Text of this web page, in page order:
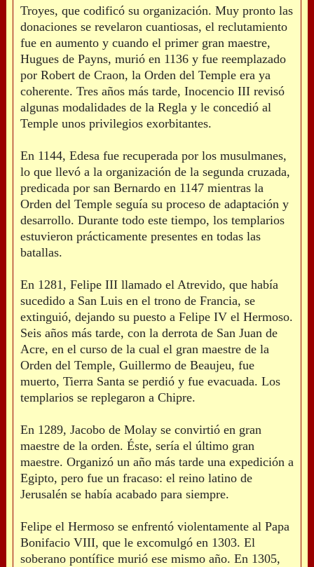
Troyes, que codificó su organización. Muy pronto las
donaciones se revelaron cuantiosas, el reclutamiento
fue en aumento y cuando el primer gran maestre,
Hugues de Payns, murió en 1136 y fue reemplazado
por Robert de Craon, la Orden del Temple era ya
coherente. Tres años más tarde, Inocencio III revisó
algunas modalidades de la Regla y le concedió al
Temple unos privilegios exorbitantes.
En 1144, Edesa fue recuperada por los musulmanes,
lo que llevó a la organización de la segunda cruzada,
predicada por san Bernardo en 1147 mientras la
Orden del Temple seguía su proceso de adaptación y
desarrollo. Durante todo este tiempo, los templarios
estuvieron prácticamente presentes en todas las
batallas.
En 1281, Felipe III llamado el Atrevido, que había
sucedido a San Luis en el trono de Francia, se
extinguió, dejando su puesto a Felipe IV el Hermoso.
Seis años más tarde, con la derrota de San Juan de
Acre, en el curso de la cual el gran maestre de la
Orden del Temple, Guillermo de Beaujeu, fue
muerto, Tierra Santa se perdió y fue evacuada. Los
templarios se replegaron a Chipre.
En 1289, Jacobo de Molay se convirtió en gran
maestre de la orden. Éste, sería el último gran
maestre. Organizó un año más tarde una expedición a
Egipto, pero fue un fracaso: el reino latino de
Jerusalén se había acabado para siempre.
Felipe el Hermoso se enfrentó violentamente al Papa
Bonifacio VIII, que le excomulgó en 1303. El
soberano pontífice murió ese mismo año. En 1305,